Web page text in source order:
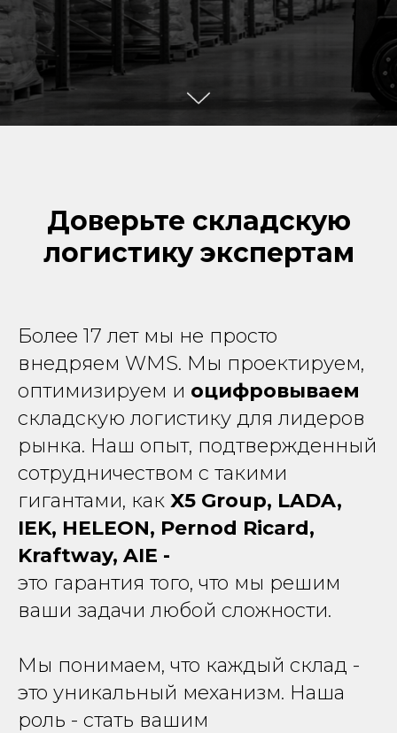
Доверьте складскую
логистику экспертам
Более 17 лет мы не просто
внедряем WMS. Мы проектируем,
оптимизируем и оцифровываем
складскую логистику для лидеров
рынка. Наш опыт, подтвержденный
сотрудничеством с такими
гигантами, как X5 Group, LADA,
IEK, HELEON, Pernod Ricard,
Kraftway, AIE -
это гарантия того, что мы решим
ваши задачи любой сложности.
Мы понимаем, что каждый склад -
это уникальный механизм. Наша
роль - стать вашим